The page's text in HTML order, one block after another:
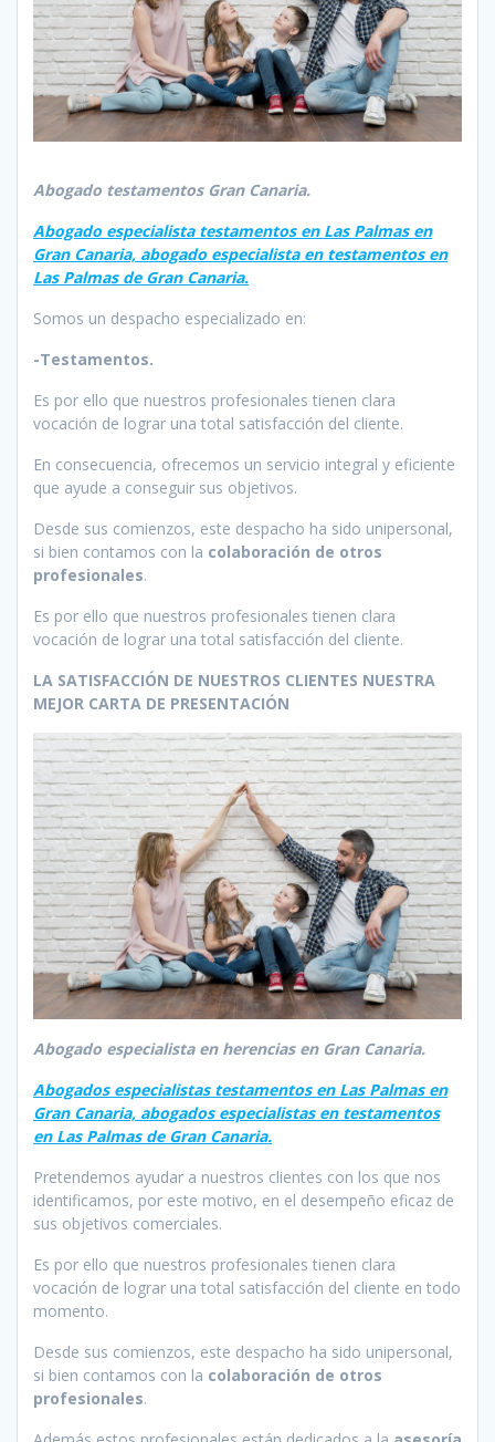
Abogado testamentos Gran Canaria.
Abogado especialista testamentos en Las Palmas en
Gran Canaria, abogado especialista en testamentos en
Las Palmas de Gran Canaria.
Somos un despacho especializado en:
-Testamentos.
Es por ello que nuestros profesionales tienen clara
vocación de lograr una total satisfacción del cliente.
En consecuencia, ofrecemos un servicio integral y eficiente
que ayude a conseguir sus objetivos.
Desde sus comienzos, este despacho ha sido unipersonal,
si bien contamos con la colaboración de otros
profesionales.
Es por ello que nuestros profesionales tienen clara
vocación de lograr una total satisfacción del cliente.
LA SATISFACCIÓN DE NUESTROS CLIENTES NUESTRA
MEJOR CARTA DE PRESENTACIÓN
Abogado especialista en herencias en Gran Canaria.
Abogados especialistas testamentos en Las Palmas en
Gran Canaria, abogados especialistas en testamentos
en Las Palmas de Gran Canaria.
Pretendemos ayudar a nuestros clientes con los que nos
identificamos, por este motivo, en el desempeño eficaz de
sus objetivos comerciales.
Es por ello que nuestros profesionales tienen clara
vocación de lograr una total satisfacción del cliente en todo
momento.
Desde sus comienzos, este despacho ha sido unipersonal,
si bien contamos con la colaboración de otros
profesionales.